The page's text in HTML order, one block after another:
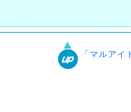
「マルア